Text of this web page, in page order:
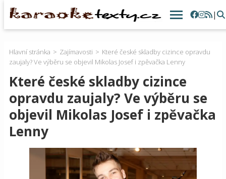
|
Hlavní stránka Zajímavosti
Které české skladby cizince opravdu
zaujaly? Ve výběru se objevil Mikolas Josef i zpěvačka Lenny
Které české skladby cizince
opravdu zaujaly? Ve výběru se
objevil Mikolas Josef i zpěvačka
Lenny